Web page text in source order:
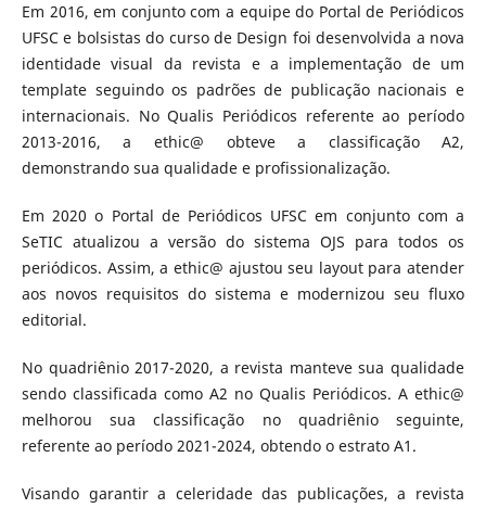
Em 2016, em conjunto com a equipe do Portal de Periódicos
UFSC e bolsistas do curso de Design foi desenvolvida a nova
identidade visual da revista e a implementação de um
template seguindo os padrões de publicação nacionais e
internacionais. No Qualis Periódicos referente ao período
2013-2016, a ethic@ obteve a classificação A2,
demonstrando sua qualidade e profissionalização.
Em 2020 o Portal de Periódicos UFSC em conjunto com a
SeTIC atualizou a versão do sistema OJS para todos os
periódicos. Assim, a ethic@ ajustou seu layout para atender
aos novos requisitos do sistema e modernizou seu fluxo
editorial.
No quadriênio 2017-2020, a revista manteve sua qualidade
sendo classificada como A2 no Qualis Periódicos. A ethic@
melhorou sua classificação no quadriênio seguinte,
referente ao período 2021-2024, obtendo o estrato A1.
Visando garantir a celeridade das publicações, a revista